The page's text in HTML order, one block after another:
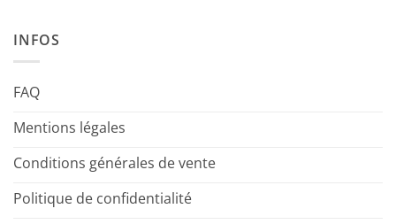
INFOS
FAQ
Mentions légales
Conditions générales de vente
Politique de confidentialité